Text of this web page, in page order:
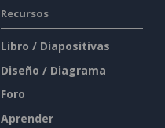
Recursos
Libro / Diapositivas
Diseño / Diagrama
Foro
Aprender